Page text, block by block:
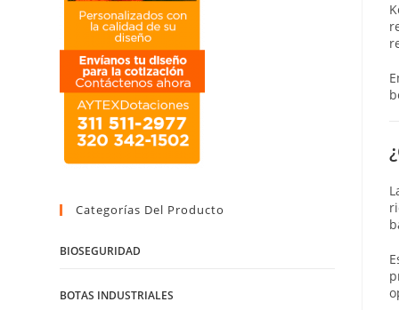
Categorías Del Producto
BIOSEGURIDAD
BOTAS INDUSTRIALES